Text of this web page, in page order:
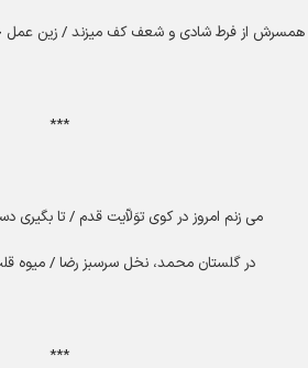
همسرش از فرط شادی و شعف کف میزند / زین عمل
***
می زنم امروز در کوی توَلاّیت قدم / تا بگیری
در گلستان محمد، نخل سرسبز رضا / میوه
***